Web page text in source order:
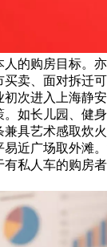
人的购房目标。
卖、面对拆迁
初次进入上海静
。如长儿园、健
具艺术感取炊
易近广场取外滩
私人车的购房